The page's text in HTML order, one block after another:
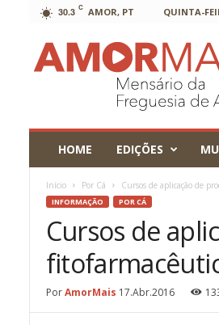
30.3 C AMOR, PT QUINTA-
HOME EDIÇÕES
Início Por Cá Cursos de aplicação de
INFORMAÇÃO POR CÁ
Cursos de
PorAmorMais 17.Abr.2016